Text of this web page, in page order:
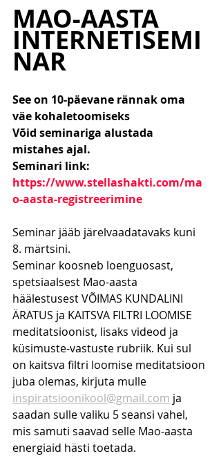
MAO-AASTA
INTERNETISEMI
NAR
See on 10-päevane rännak oma
väe kohaletoomiseks
Võid seminariga alustada
mistahes ajal.
Seminari link:
https://www.stellashakti.com/ma
o-aasta-registreerimine
Seminar jääb järelvaadatavaks kuni
8. märtsini.
Seminar koosneb loenguosast,
spetsiaalsest Mao-aasta
häälestusest VÕIMAS KUNDALINI
ÄRATUS ja KAITSVA FILTRI LOOMISE
meditatsioonist, lisaks videod ja
küsimuste-vastuste rubriik. Kui sul
on kaitsva filtri loomise meditatsioon
juba olemas, kirjuta mulle
inspiratsioonikool@gmail.com ja
saadan sulle valiku 5 seansi vahel,
mis samuti saavad selle Mao-aasta
energiaid hästi toetada.